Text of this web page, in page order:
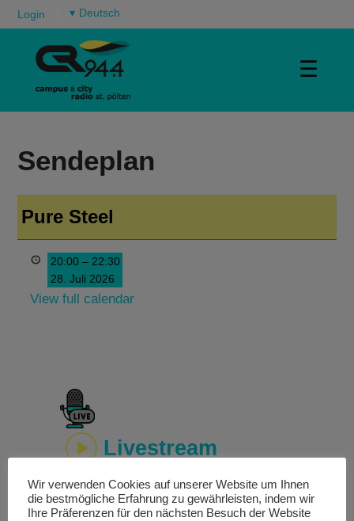
Login ▾
☰
Sendeplan
Pure Steel
20:00 – 22:30
28. Juli 2026
View full calendar
Livestream
Studiochat
Wir verwenden Cookies auf unserer Website um Ihnen
die bestmögliche Erfahrung zu gewährleisten, indem wir
Ihre Präferenzen für den nächsten Besuch der Website